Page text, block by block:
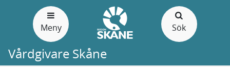
Meny Sök
Vårdgivare Skåne